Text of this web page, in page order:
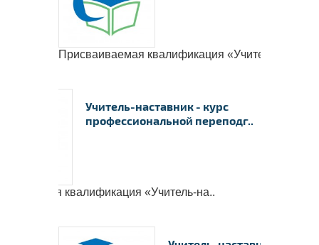
Присваиваемая квалификация «Учитель-на..
Учитель-наставник - курс
профессиональной переподг..
квалификация «Учитель-на..